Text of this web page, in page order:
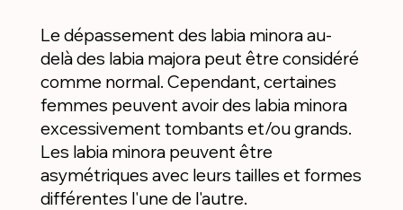
Le dépassement des labia minora au-
delà des labia majora peut être considéré
comme normal. Cependant, certaines
femmes peuvent avoir des labia minora
excessivement tombants et/ou grands.
Les labia minora peuvent être
asymétriques avec leurs tailles et formes
différentes l'une de l'autre.